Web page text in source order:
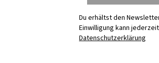
Du erhältst den
Einwilligung kann
Datenschutzerklärung